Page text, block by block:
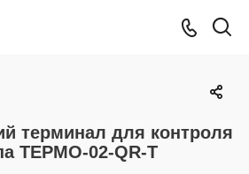
терминал для контроля
ТЕРМО-02-QR-T